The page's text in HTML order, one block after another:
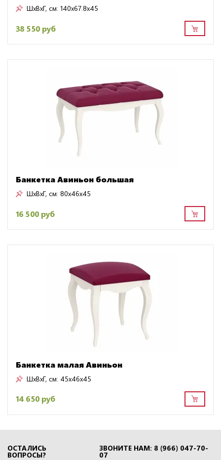
ШxВxГ, см: 140x67.8x45
38 550 руб
Банкетка Авиньон большая
ШxВxГ, см: 80x46x45
16 500 руб
Банкетка малая Авиньон
ШxВxГ, см: 45x46x45
14 650 руб
ОСТАЛИСЬ
ВОПРОСЫ?
ЗВОНИТЕ НАМ: 8 (966) 047-70-
07